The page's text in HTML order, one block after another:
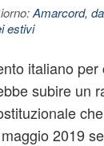
Amarcord,
estivi
italiano
subire un
2019